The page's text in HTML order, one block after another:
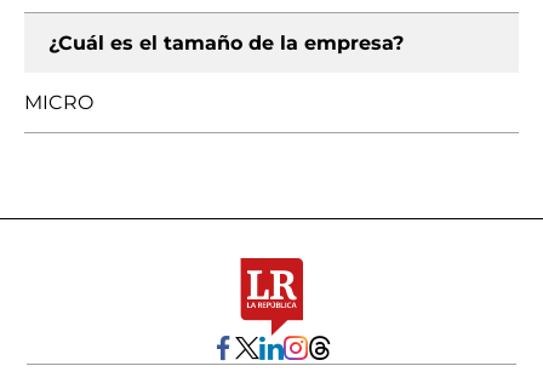
¿Cuál es el tamaño de la empresa?
MICRO